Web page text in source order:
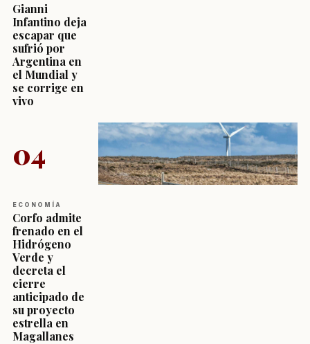
Gianni
Infantino deja
escapar que
sufrió por
Argentina en
el Mundial y
se corrige en
vivo
04
ECONOMÍA
Corfo admite
frenado en el
Hidrógeno
Verde y
decreta el
cierre
anticipado de
su proyecto
estrella en
Magallanes